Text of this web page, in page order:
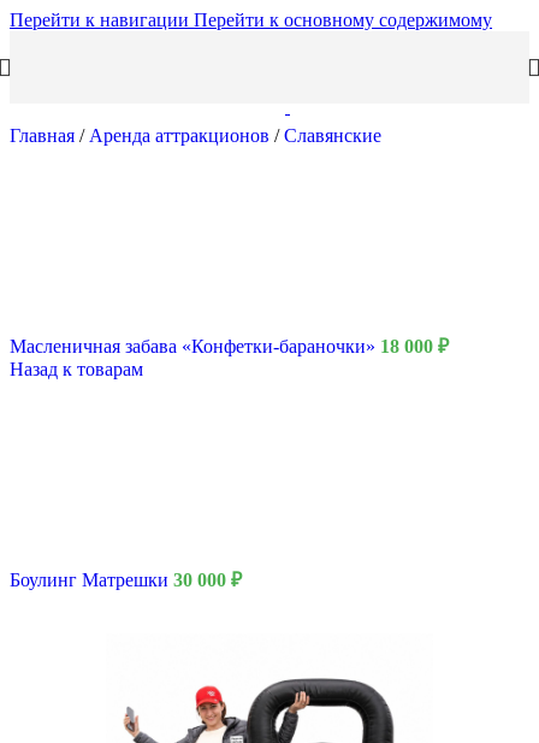
Перейти к навигации Перейти к основному содержимому
Главная / Аренда аттракционов / Славянские
Масленичная забава «Конфетки-бараночки» 18 000 ₽
Назад к товарам
Боулинг Матрешки 30 000 ₽